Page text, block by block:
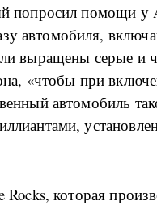
попросил помощи у
автомобиля,
выращены серые и
«чтобы при
автомобиль
которая